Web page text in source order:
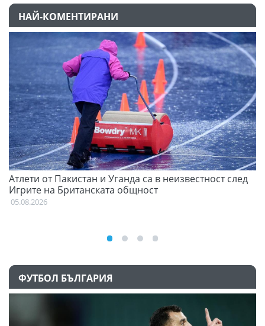
НАЙ-КОМЕНТИРАНИ
Атлети от Пакистан и Уганда са в неизвестност след
Игрите на Британската общност
05.08.2026
ФУТБОЛ БЪЛГАРИЯ